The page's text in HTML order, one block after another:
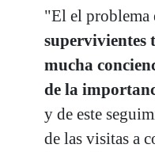
"El el problema
supervivientes
mucha
de la
y de este
de las visitas a